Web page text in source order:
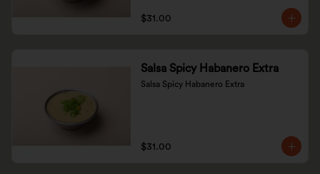
$31.00
Salsa Spicy Habanero Extra
Salsa Spicy Habanero Extra
$31.00